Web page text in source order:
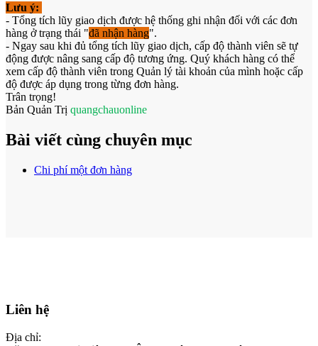
Lưu ý:
- Tổng tích lũy giao dịch được hệ thống ghi nhận đối với các đơn
hàng ở trạng thái "đã nhận hàng".
- Ngay sau khi đủ tổng tích lũy giao dịch, cấp độ thành viên sẽ tự
động được nâng sang cấp độ tương ứng. Quý khách hàng có thể
xem cấp độ thành viên trong Quản lý tài khoản của mình hoặc cấp
độ được áp dụng trong từng đơn hàng.
Trân trọng!
Bản Quản Trị quangchauonline
Bài viết cùng chuyên mục
Chi phí một đơn hàng
Liên hệ
Địa chỉ: